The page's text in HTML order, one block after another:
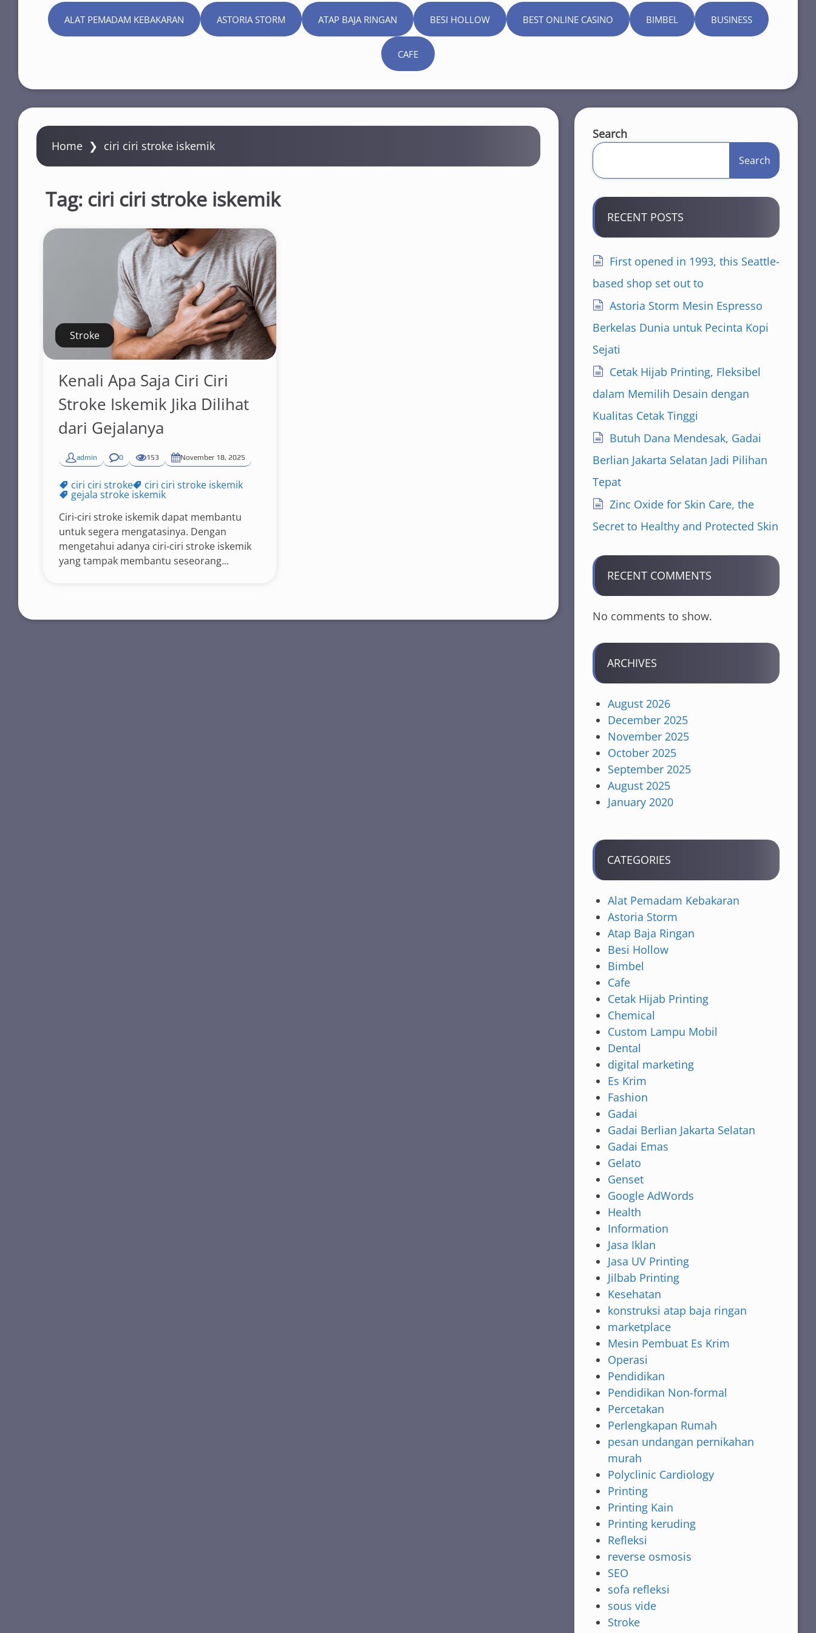
ALAT PEMADAM KEBAKARAN ASTORIA STORM ATAP BAJA RINGAN BESI HOLLOW BEST ONLINE CASINO BIMBEL BUSINESS
CAFE
Home ❯ ciri ciri stroke iskemik
Tag: ciri ciri stroke iskemik
Stroke
Kenali Apa Saja Ciri Ciri
Stroke Iskemik Jika Dilihat
dari Gejalanya
admin 0 153 November 18, 2025
ciri ciri stroke ciri ciri stroke iskemik
gejala stroke iskemik
Ciri-ciri stroke iskemik dapat membantu
untuk segera mengatasinya. Dengan
mengetahui adanya ciri-ciri stroke iskemik
yang tampak membantu seseorang...
Search
Search
RECENT POSTS
First opened in 1993, this Seattle-
based shop set out to
Astoria Storm Mesin Espresso
Berkelas Dunia untuk Pecinta Kopi
Sejati
Cetak Hijab Printing, Fleksibel
dalam Memilih Desain dengan
Kualitas Cetak Tinggi
Butuh Dana Mendesak, Gadai
Berlian Jakarta Selatan Jadi Pilihan
Tepat
Zinc Oxide for Skin Care, the
Secret to Healthy and Protected Skin
RECENT COMMENTS
No comments to show.
ARCHIVES
August 2026
December 2025
November 2025
October 2025
September 2025
August 2025
January 2020
CATEGORIES
Alat Pemadam Kebakaran
Astoria Storm
Atap Baja Ringan
Besi Hollow
Bimbel
Cafe
Cetak Hijab Printing
Chemical
Custom Lampu Mobil
Dental
digital marketing
Es Krim
Fashion
Gadai
Gadai Berlian Jakarta Selatan
Gadai Emas
Gelato
Genset
Google AdWords
Health
Information
Jasa Iklan
Jasa UV Printing
Jilbab Printing
Kesehatan
konstruksi atap baja ringan
marketplace
Mesin Pembuat Es Krim
Operasi
Pendidikan
Pendidikan Non-formal
Percetakan
Perlengkapan Rumah
pesan undangan pernikahan
murah
Polyclinic Cardiology
Printing
Printing Kain
Printing keruding
Refleksi
reverse osmosis
SEO
sofa refleksi
sous vide
Stroke